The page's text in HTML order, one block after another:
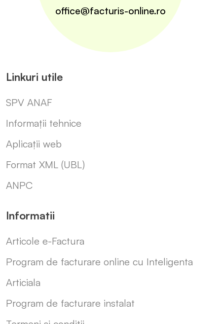
office@facturis-online.ro
Linkuri utile
SPV ANAF
Informații tehnice
Aplicații web
Format XML (UBL)
ANPC
Informatii
Articole e-Factura
Program de facturare online cu Inteligenta
Articiala
Program de facturare instalat